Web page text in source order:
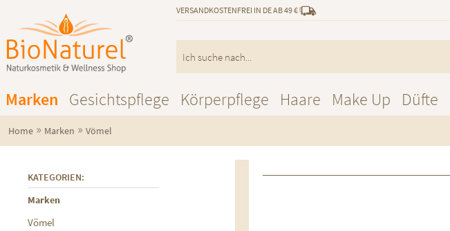
VERSANDKOSTENFREI IN DE AB 49 €
Marken Gesichtspflege Körperpflege Haare Make Up Düfte
Home » Marken » Vömel
KATEGORIEN:
Marken
Vömel